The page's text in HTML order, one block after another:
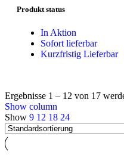
Produkt status
In Aktion
Sofort lieferbar
Kurzfristig Lieferbar
Ergebnisse 1 – 12 von 17
Show column
Show 9 12 18 24